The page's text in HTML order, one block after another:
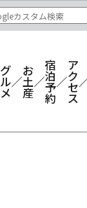
グ
ル
メ
お
土
産
宿
泊
予
約
ア
ク
セ
ス